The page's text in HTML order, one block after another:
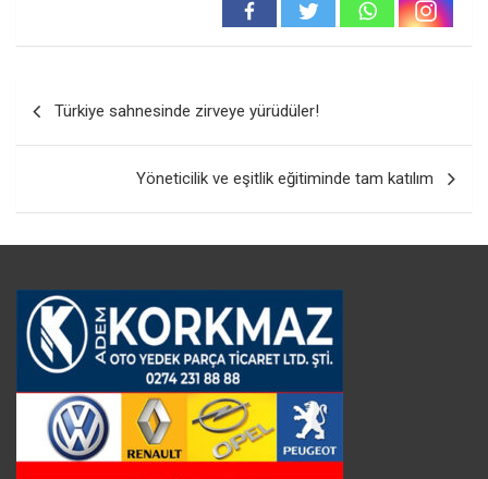
gezinmesi
Türkiye sahnesinde zirveye yürüdüler!
Yöneticilik ve eşitlik eğitiminde tam katılım